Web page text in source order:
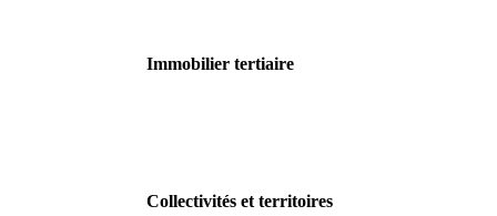
Immobilier tertiaire
Collectivités et territoires